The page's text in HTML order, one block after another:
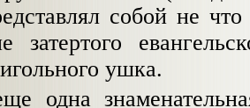
собой не
затертого
ушка.
одна